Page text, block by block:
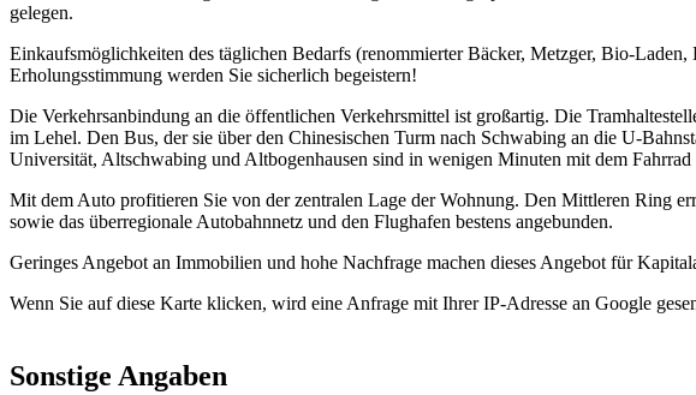
gelegen.
Einkaufsmöglichkeiten des täglichen Bedarfs (renommierter Bäcker, Metzger, Bio-
Erholungsstimmung werden Sie sicherlich begeistern!
Die Verkehrsanbindung an die öffentlichen Verkehrsmittel ist großartig. Die
im Lehel. Den Bus, der sie über den Chinesischen Turm nach Schwabing an die U-
Universität, Altschwabing und Altbogenhausen sind in wenigen Minuten mit dem Fahrrad
Mit dem Auto profitieren Sie von der zentralen Lage der Wohnung. Den Mittleren Ring
sowie das überregionale Autobahnnetz und den Flughafen bestens angebunden.
Geringes Angebot an Immobilien und hohe Nachfrage machen dieses Angebot für
Wenn Sie auf diese Karte klicken, wird eine Anfrage mit Ihrer IP-Adresse an Google
Sonstige Angaben